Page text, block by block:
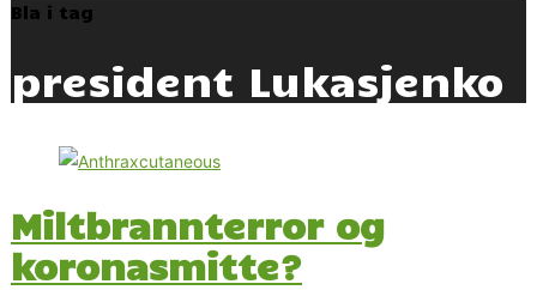
Bla i tag
president Lukasjenko
Miltbrannterror og
koronasmitte?